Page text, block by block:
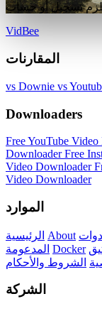
VidBee
المقارنات
vs Downie vs
Downloaders
Free YouTube
DownloaderFree
Video Downloader
Video Downloader
الموارد
الرئيسية About
المدعومة Docker
الشروط والأحكام
الشركة